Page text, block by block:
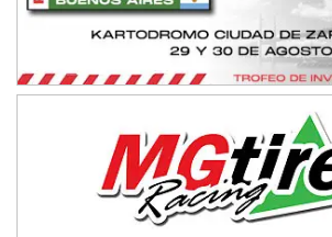
VICTORIENSE - F7
El Cerro (Tierra)
PATAGONICO - F6
Gral. E. Godoy (Río Negro)
Juventud Unida (Tierra)
Humboldt (Santa Fe)